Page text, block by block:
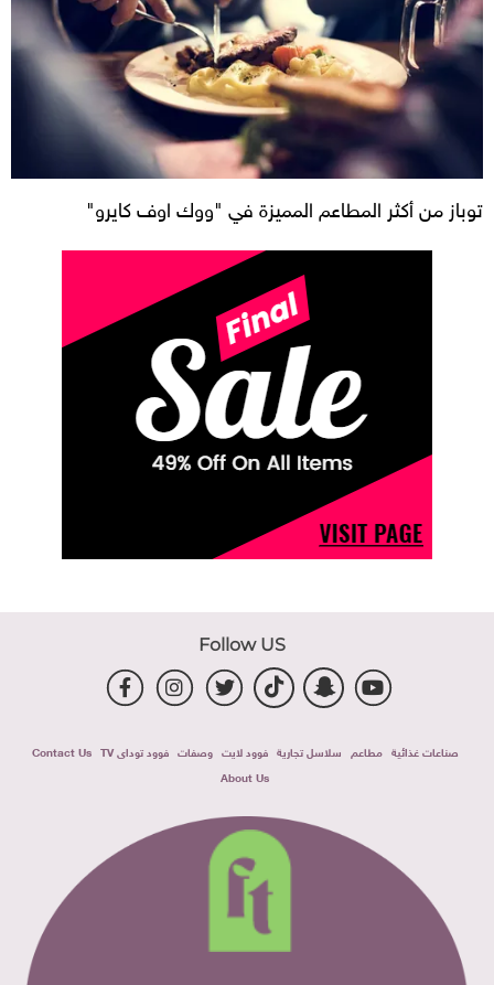
توباز من أكثر المطاعم المميزة في "ووك اوف كايرو"
Follow US
صناعات غذائية مطاعم سلاسل تجارية فوود لايت وصفات فوود توداى TV
Contact Us
About Us